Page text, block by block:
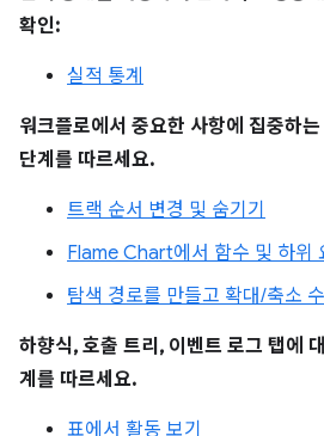
확인:
실적 통계
워크플로에서 중요한 사항에 집중하
단계를 따르세요.
트랙 순서 변경 및 숨기기
Flame Chart에서 함수 및 하위
탐색 경로를 만들고 확대/축소
하향식, 호출 트리, 이벤트 로그 탭에
계를 따르세요.
표에서 활동 보기